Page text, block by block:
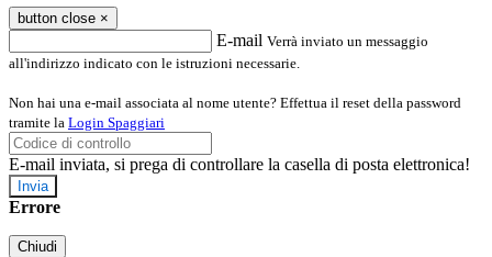
button close ×
E-mail Verrà inviato un messaggio
all'indirizzo indicato con le istruzioni necessarie.
Non hai una e-mail associata al nome utente? Effettua il reset della password
tramite la Login Spaggiari
E-mail inviata, si prega di controllare la casella di posta elettronica!
Errore
Chiudi